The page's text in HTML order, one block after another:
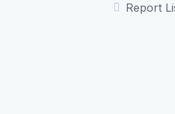
Report